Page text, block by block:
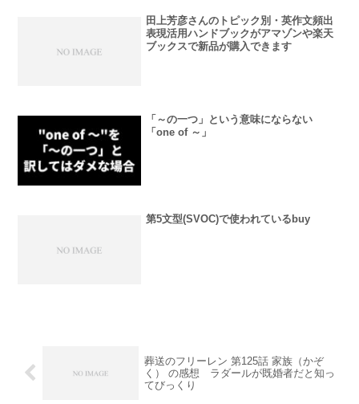
田上芳彦さんのトピック別・英作文頻出
表現活用ハンドブックがアマゾンや楽天
ブックスで新品が購入できます
「～の一つ」という意味にならない
「one of ～」
第5文型(SVOC)で使われているbuy
葬送のフリーレン 第125話 家族（かぞ
く） の感想 ラダールが既婚者だと知っ
てびっくり